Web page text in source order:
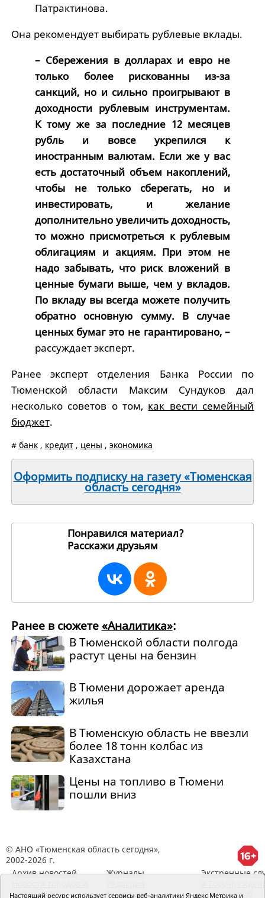
Патрактинова.
Она рекомендует выбирать рублевые вклады.
– Сбережения в долларах и евро не
только более рискованны из-за
санкций, но и сильно проигрывают в
доходности рублевым инструментам.
К тому же за последние 12 месяцев
рубль и вовсе укрепился к
иностранным валютам. Если же у вас
есть достаточный объем накоплений,
чтобы не только сберегать, но и
инвестировать, и желание
дополнительно увеличить доходность,
то можно присмотреться к рублевым
облигациям и акциям. При этом не
надо забывать, что риск вложений в
ценные бумаги выше, чем у вкладов.
По вкладу вы всегда можете получить
обратно основную сумму. В случае
ценных бумаг это не гарантировано, –
рассуждает эксперт.
Ранее эксперт отделения Банка России по
Тюменской области Максим Сундуков дал
несколько советов о том, как вести семейный
бюджет.
# банк, кредит, цены , экономика
Оформить подписку на газету «Тюменская
область сегодня»
Понравился материал?
Расскажи друзьям
Ранее в сюжете«Аналитика»:
В Тюменской области полгода
растут цены на бензин
В Тюмени дорожает аренда
жилья
В Тюменскую область не ввезли
более 18 тонн колбас из
Казахстана
Цены на топливо в Тюмени
пошли вниз
© АНО «Тюменская область сегодня»,
2002-2026 г.
Архив новостей
районов ТО
Журналы
RSS поток
Экстренные
Сведения об
Настоящий ресурс использует сервисы веб-аналитики Яндекс Метрика и